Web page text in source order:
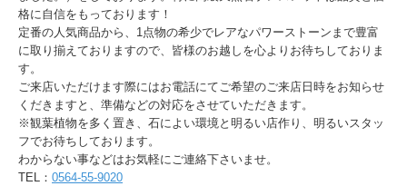
格に自信をもっております！
定番の人気商品から、1点物の希少でレアなパワーストーンまで豊富
に取り揃えておりますので、皆様のお越しを心よりお待ちしておりま
す。
ご来店いただけます際にはお電話にてご希望のご来店日時をお知らせ
くだきますと、準備などの対応をさせていただきます。
※観葉植物を多く置き、石によい環境と明るい店作り、明るいスタッ
フでお待ちしております。
わからない事などはお気軽にご連絡下さいませ。
TEL： 0564-55-9020